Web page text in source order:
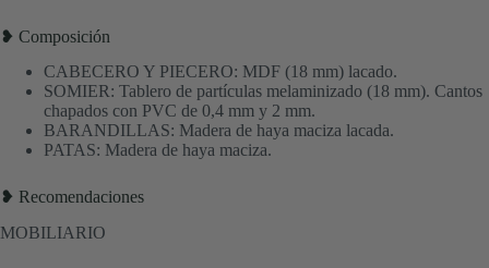
❥ Composición
CABECERO Y PIECERO: MDF (18 mm) lacado.
SOMIER: Tablero de partículas melaminizado (18 mm). Cantos
chapados con PVC de 0,4 mm y 2 mm.
BARANDILLAS: Madera de haya maciza lacada.
PATAS: Madera de haya maciza.
❥ Recomendaciones
MOBILIARIO